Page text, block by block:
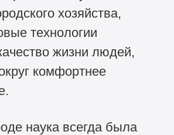
хозяйства,
технологии
жизни людей,
комфортнее
наука всегда была